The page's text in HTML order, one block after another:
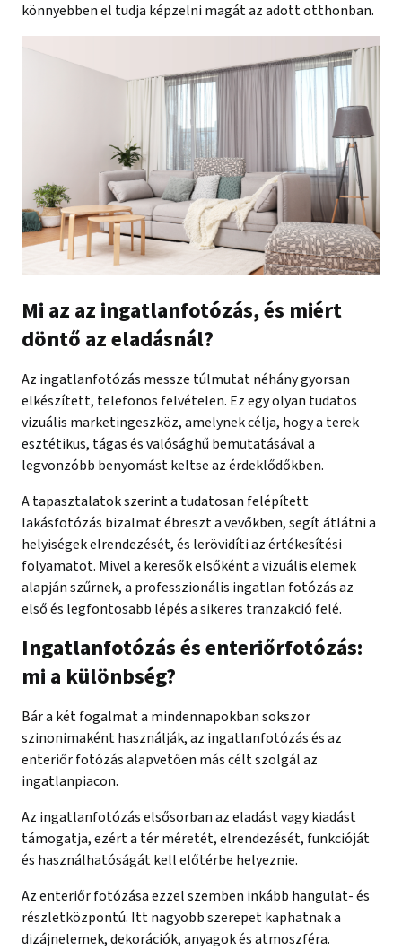
könnyebben el tudja képzelni magát az adott otthonban.
Mi az az ingatlanfotózás, és miért
döntő az eladásnál?
Az ingatlanfotózás messze túlmutat néhány gyorsan
elkészített, telefonos felvételen. Ez egy olyan tudatos
vizuális marketingeszköz, amelynek célja, hogy a terek
esztétikus, tágas és valósághű bemutatásával a
legvonzóbb benyomást keltse az érdeklődőkben.
A tapasztalatok szerint a tudatosan felépített
lakásfotózás bizalmat ébreszt a vevőkben, segít átlátni a
helyiségek elrendezését, és lerövidíti az értékesítési
folyamatot. Mivel a keresők elsőként a vizuális elemek
alapján szűrnek, a professzionális ingatlan fotózás az
első és legfontosabb lépés a sikeres tranzakció felé.
Ingatlanfotózás és enteriőrfotózás:
mi a különbség?
Bár a két fogalmat a mindennapokban sokszor
szinonimaként használják, az ingatlanfotózás és az
enteriőr fotózás alapvetően más célt szolgál az
ingatlanpiacon.
Az ingatlanfotózás elsősorban az eladást vagy kiadást
támogatja, ezért a tér méretét, elrendezését, funkcióját
és használhatóságát kell előtérbe helyeznie.
Az enteriőr fotózása ezzel szemben inkább hangulat- és
részletközpontú. Itt nagyobb szerepet kaphatnak a
dizájnelemek, dekorációk, anyagok és atmoszféra.